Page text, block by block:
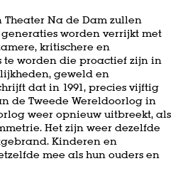
Na de Dam zullen
worden verrijkt met
kritischere en
te worden die proactief zijn in
geweld en
dat in 1991, precies vijftig
de Tweede Wereldoorlog in
weer opnieuw uitbreekt, als
Het zijn weer dezelfde
Kinderen en
mee als hun ouders en